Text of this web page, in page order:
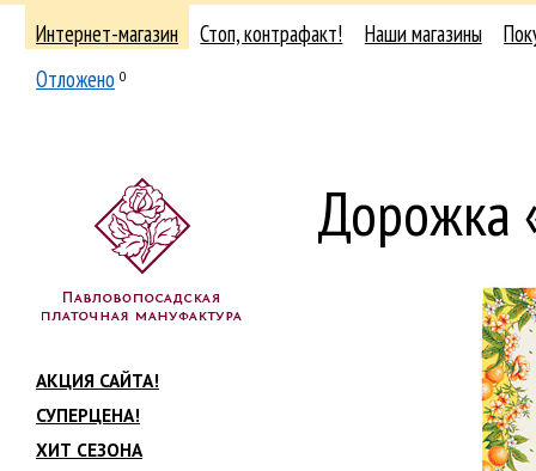
Интернет-магазин Стоп, контрафакт! Наши магазины
Отложено 0
АКЦИЯ САЙТА!
СУПЕРЦЕНА!
ХИТ СЕЗОНА
Дорожка